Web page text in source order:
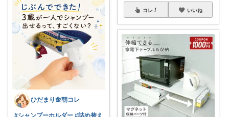
ひだまり🌼朝コレ
#シャンプーホルダー #詰め替え
コレ いいね